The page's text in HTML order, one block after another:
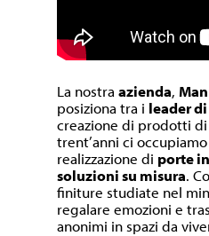
La nostraazienda,
posiziona tra i leader
creazione di prodotti
trent’anni ci
realizzazione di porte
soluzioni su misura.
finiture studiate nel
regalare emozioni e
anonimi in spazi da